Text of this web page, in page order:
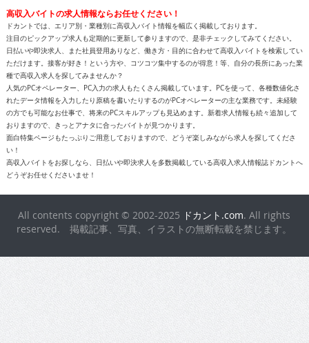
人気のPCオペレーター、PC入力の求人もたくさん掲載しています。PCを使って、各種数値化さ
れたデータ情報を入力したり原稿を書いたりするのがPCオペレーターの主な業務です。未経験
の方でも可能なお仕事で、将来のPCスキルアップも見込めます。新着求人情報も続々追加して
おりますので、きっとアナタに合ったバイトが見つかります。
面白特集ページもたっぷりご用意しておりますので、どうぞ楽しみながら求人を探してくださ
い！
高収入バイトをお探しなら、日払いや即決求人を多数掲載している高収入求人情報誌ドカントへ
どうぞお任せくださいませ！
reserved. 掲載記事、写真、イラストの無断転載を禁じます。